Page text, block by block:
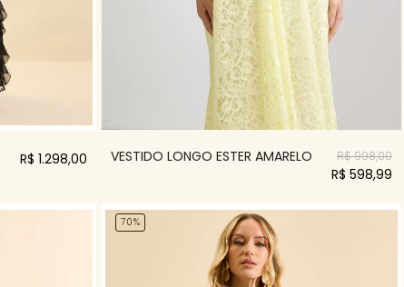
R$ 1.298,00 VESTIDO LONGO ESTER AMARELO R$ 998,00
R$ 598,99
70%